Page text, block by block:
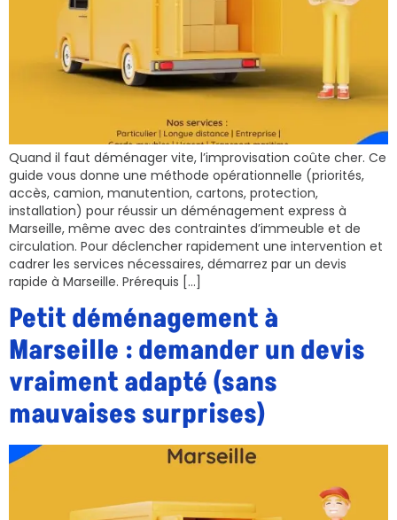
Quand il faut déménager vite, l’improvisation coûte cher. Ce
guide vous donne une méthode opérationnelle (priorités,
accès, camion, manutention, cartons, protection,
installation) pour réussir un déménagement express à
Marseille, même avec des contraintes d’immeuble et de
circulation. Pour déclencher rapidement une intervention et
cadrer les services nécessaires, démarrez par un devis
rapide à Marseille. Prérequis […]
Petit déménagement à
Marseille : demander un devis
vraiment adapté (sans
mauvaises surprises)